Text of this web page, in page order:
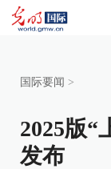
国际要闻 >
2025版“
发布